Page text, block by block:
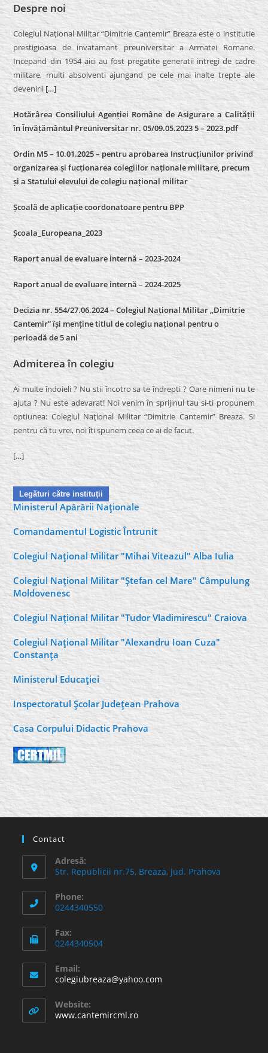
Despre noi
Colegiul Naţional Militar “Dimitrie Cantemir” Breaza este o institutie
prestigioasa de invatamant preuniversitar a Armatei Romane.
Incepand din 1954 aici au fost pregatite generatii intregi de cadre
militare, multi absolventi ajungand pe cele mai inalte trepte ale
devenirii […]
Hotărârea Consiliului Agenției Române de Asigurare a Calității
în Învățământul Preuniversitar nr. 05/09.05.2023 5 – 2023.pdf
Ordin M5 – 10.01.2025 – pentru aprobarea Instrucțiunilor privind
organizarea și fucționarea colegiilor naționale militare, precum
și a Statului elevului de colegiu național militar
Școală de aplicație coordonatoare pentru BPP
Școala_Europeana_2023
Raport anual de evaluare internă – 2023-2024
Raport anual de evaluare internă –2024-2025
Decizia nr. 554/27.06.2024 – Colegiul Național Militar „Dimitrie
Cantemir” își menține titlul de colegiu național pentru o
perioadă de 5 ani
Admiterea în colegiu
Ai multe îndoieli ? Nu stii încotro sa te îndrepti ? Oare nimeni nu te
ajuta ? Nu este adevarat! Noi venim în sprijinul tau si-ti propunem
optiunea: Colegiul Naţional Militar “Dimitrie Cantemir” Breaza. Si
pentru că tu vrei, noi îti spunem ceea ce ai de facut.
[…]
Legături către instituţii
Ministerul Apărării Naţionale
Comandamentul Logistic Întrunit
Colegiul Naţional Militar "Mihai Viteazul" Alba Iulia
Colegiul Naţional Militar "Ştefan cel Mare" Câmpulung
Moldovenesc
Colegiul Naţional Militar "Tudor Vladimirescu" Craiova
Colegiul Naţional Militar "Alexandru Ioan Cuza"
Constanţa
Ministerul Educaţiei
Inspectoratul Şcolar Judeţean Prahova
Casa Corpului Didactic Prahova
Contact
Adresă:
Str. Republicii nr.75, Breaza, Jud. Prahova
Phone:
0244340550
Fax:
0244340504
Email:
colegiubreaza@yahoo.com
Website:
www.cantemircml.ro